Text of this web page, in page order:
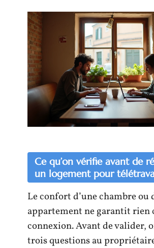
Ce qu’on vérifie avant de
un logement pour
Le confort d’une chambre ou
appartement ne garantit rien
connexion. Avant de valider,
trois questions au